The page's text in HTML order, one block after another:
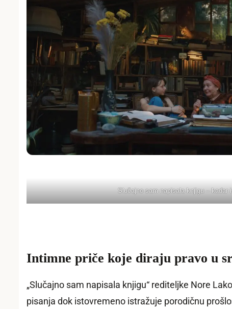
Slučajno sam napisala knjigu – kadar
Intimne priče koje diraju pravo u
„Slučajno sam napisala knjigu“ rediteljke Nore
pisanja dok istovremeno istražuje porodičnu